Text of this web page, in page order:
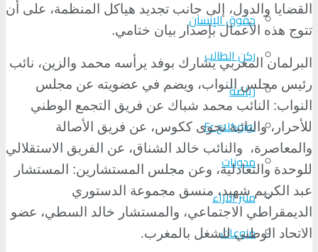
حقوق الإنسان
ركن الطالب
رياضة
لوبوكلاج Fr
مدونات
منبر الآراء
منوعات
القضايا والدول، إلى جانب تجديد هياكل المنظمة، على أن
تتوج هذه الأعمال بإصدار بيان ختامي.
البرلمان المغربي يشارك بوفد يرأسه محمد والزين، نائب
رئيس مجلس النواب، ويضم في عضويته عن مجلس
النواب: النائب محمد شباك عن فريق التجمع الوطني
للأحرار، والنائبة نجوى ككوس، عن فريق الأصالة
والمعاصرة،
والنائب خالد الشناق، عن الفريق الاستقلالي
للوحدة والتعادلية، وعن مجلس المستشارين: المستشار
عبد الكريم شهيد، منسق مجموعة الدستوري
الديمقراطي الاجتماعي، والمستشار خالد السطي، عضو
الاتحاد الوطني للشغل بالمغرب.